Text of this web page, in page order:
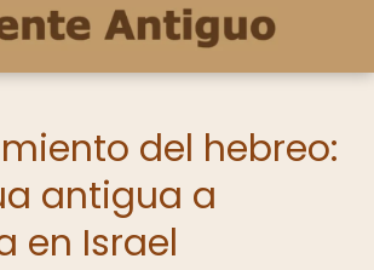
del hebreo:
antigua a
en Israel